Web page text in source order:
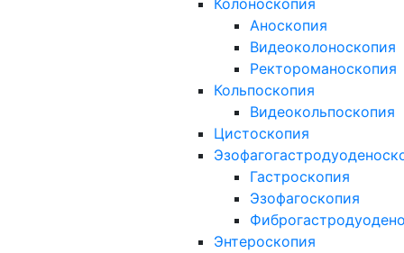
Колоноскопия
Аноскопия
Видеоколоноскопия
Ректороманоскопия
Кольпоскопия
Видеокольпоскопия
Цистоскопия
Гастроскопия
Эзофагоскопия
Энтероскопия